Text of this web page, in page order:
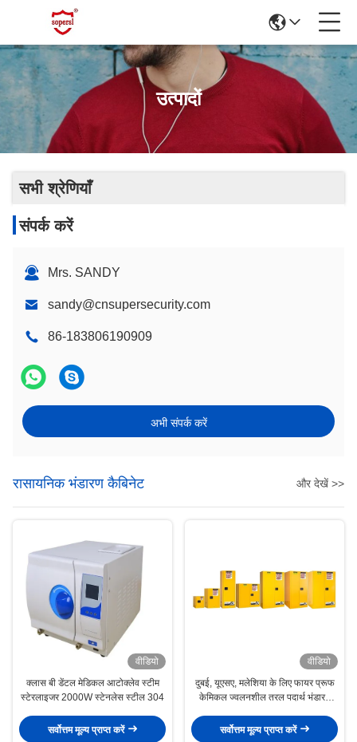
उत्पादों
सभी श्रेणियाँ
संपर्क करें
Mrs. SANDY
sandy@cnsupersecurity.com
86-183806190909
अभी संपर्क करें
रासायनिक भंडारण कैबिनेट और देखें >>
वीडियो
क्लास बी डेंटल मेडिकल आटोक्लेव स्टीम
स्टेरलाइजर 2000W स्टेनलेस स्टील 304
सर्वोत्तम मूल्य प्राप्त करें
वीडियो
दुबई, यूएसए, मलेशिया के लिए फायर प्रूफ
केमिकल ज्वलनशील तरल पदार्थ भंडारण
सर्वोत्तम मूल्य प्राप्त करें